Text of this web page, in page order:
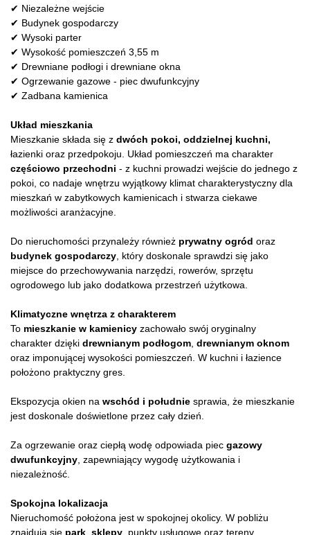
✔ Niezależne wejście
✔ Budynek gospodarczy
✔ Wysoki parter
✔ Wysokość pomieszczeń 3,55 m
✔ Drewniane podłogi i drewniane okna
✔ Ogrzewanie gazowe - piec dwufunkcyjny
✔ Zadbana kamienica
Układ mieszkania
Mieszkanie składa się z dwóch pokoi, oddzielnej kuchni,
łazienki oraz przedpokoju. Układ pomieszczeń ma charakter
częściowo przechodni - z kuchni prowadzi wejście do jednego z
pokoi, co nadaje wnętrzu wyjątkowy klimat charakterystyczny dla
mieszkań w zabytkowych kamienicach i stwarza ciekawe
możliwości aranżacyjne.
Do nieruchomości przynależy również prywatny ogród oraz
budynek gospodarczy , który doskonale sprawdzi się jako
miejsce do przechowywania narzędzi, rowerów, sprzętu
ogrodowego lub jako dodatkowa przestrzeń użytkowa.
Klimatyczne wnętrza z charakterem
To mieszkanie w kamienicy zachowało swój oryginalny
charakter dzięki drewnianym podłogom drewnianym oknom
oraz imponującej wysokości pomieszczeń. W kuchni i łazience
położono praktyczny gres.
Ekspozycja okien na wschód i południe sprawia, że mieszkanie
jest doskonale doświetlone przez cały dzień.
Za ogrzewanie oraz ciepłą wodę odpowiada piec gazowy
dwufunkcyjny , zapewniający wygodę użytkowania i
niezależność.
Spokojna lokalizacja
Nieruchomość położona jest w spokojnej okolicy. W pobliżu
znajdują się park sklepy , punkty usługowe oraz tereny